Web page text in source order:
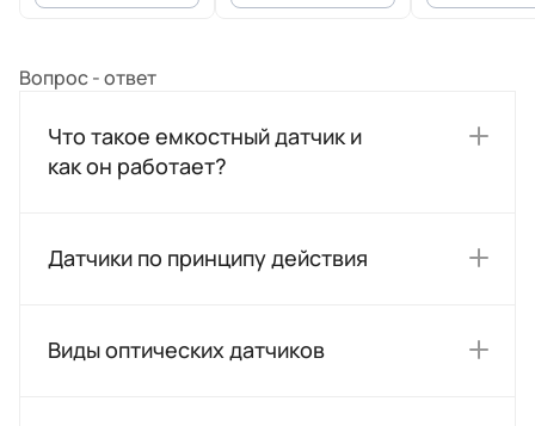
Вопрос - ответ
Что такое емкостный датчик и
как он работает?
Датчики по принципу действия
Виды оптических датчиков